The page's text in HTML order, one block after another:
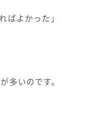
ばよかった」
多いのです。